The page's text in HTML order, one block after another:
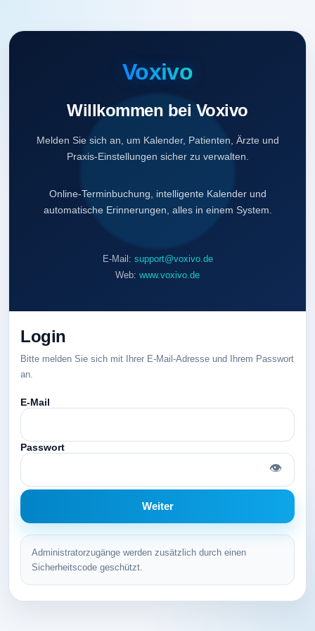
Voxivo
Willkommen bei Voxivo
Melden Sie sich an, um Kalender, Patienten, Ärzte und
Praxis-Einstellungen sicher zu verwalten.
Online-Terminbuchung, intelligente Kalender und
automatische Erinnerungen, alles in einem System.
E-Mail: support@voxivo.de
Web: www.voxivo.de
Login
Bitte melden Sie sich mit Ihrer E-Mail-Adresse und Ihrem Passwort
an.
E-Mail
Passwort
👁
Weiter
Administratorzugänge werden zusätzlich durch einen
Sicherheitscode geschützt.